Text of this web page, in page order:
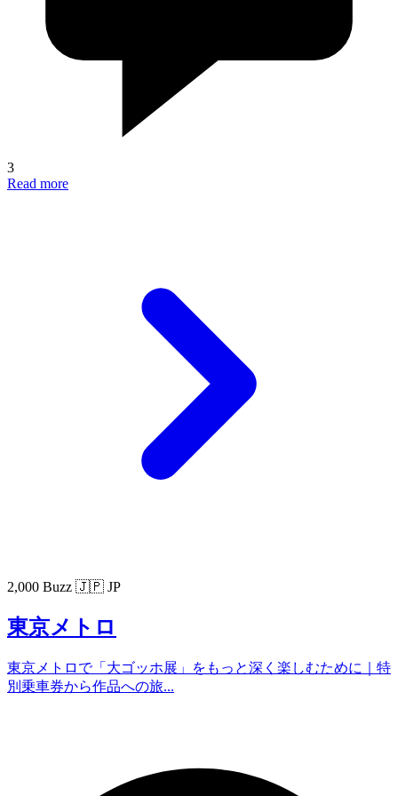
3
Read more
2,000 Buzz 🇯🇵 JP
東京メトロ
東京メトロで「大ゴッホ展」をもっと深く楽しむために｜特
別乗車券から作品への旅...